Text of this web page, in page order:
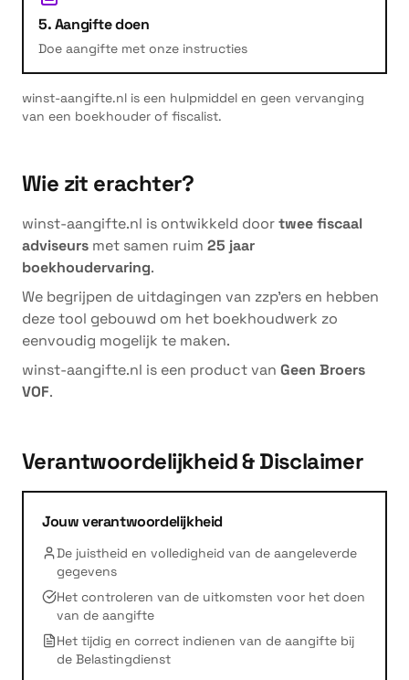
5. Aangifte doen
Doe aangifte met onze instructies
winst-aangifte.nl is een hulpmiddel en geen vervanging
van een boekhouder of fiscalist.
Wie zit erachter?
winst-aangifte.nl is ontwikkeld doortwee fiscaal
adviseurs met samen ruim 25 jaar
boekhoudervaring.
We begrijpen de uitdagingen van zzp'ers en hebben
deze tool gebouwd om het boekhoudwerk zo
eenvoudig mogelijk te maken.
winst-aangifte.nl is een product van Geen Broers
VOF.
Verantwoordelijkheid & Disclaimer
Jouw verantwoordelijkheid
De juistheid en volledigheid van de aangeleverde
gegevens
Het controleren van de uitkomsten voor het doen
van de aangifte
Het tijdig en correct indienen van de aangifte bij
de Belastingdienst